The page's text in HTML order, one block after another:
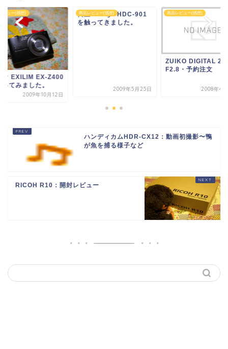
ビュー(感想)
オ EXILIM EX-Z400
ってみました。
2009年10月12日
商品レビュー(感想)
日立 i.mega HDC-901
を触ってきました。
2009年5月25日
商品レビュー(感想)
ZUIKO DIGITAL
F2.8・予約注文
2008年4
ハンディカムHDR-CX12：動画初撮影〜鴨
が魚を捕る様子など
RICOH R10：開封レビュー